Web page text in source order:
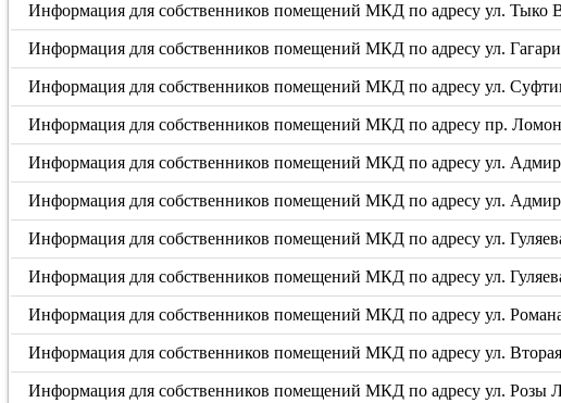
Информация для собственников помещений МКД по адресу ул. Тыко
Информация для собственников помещений МКД по адресу ул.
Информация для собственников помещений МКД по адресу ул.
Информация для собственников помещений МКД по адресу пр.
Информация для собственников помещений МКД по адресу ул.
Информация для собственников помещений МКД по адресу ул.
Информация для собственников помещений МКД по адресу ул.
Информация для собственников помещений МКД по адресу ул.
Информация для собственников помещений МКД по адресу ул.
Информация для собственников помещений МКД по адресу ул.
Информация для собственников помещений МКД по адресу ул. Розы